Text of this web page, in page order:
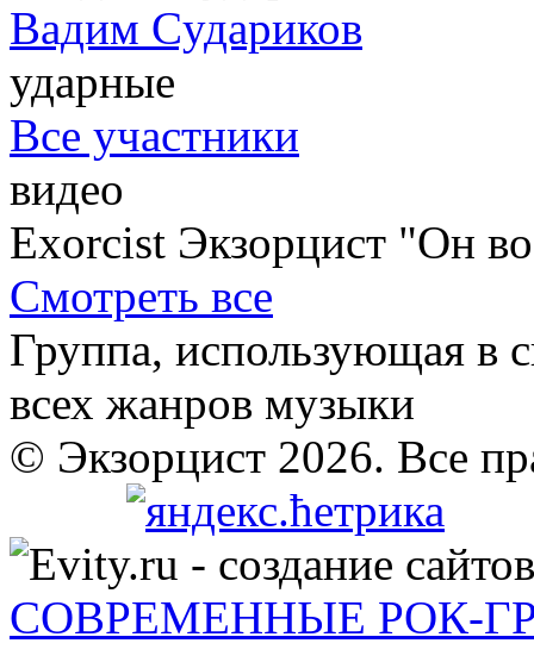
Вадим Cудариков
ударные
Все участники
видео
Exorcist Экзорцист "Он
Смотреть все
Группа, использующая в
всех жанров музыки
© Экзорцист 2026. Все
СОВРЕМЕННЫЕ РОК-